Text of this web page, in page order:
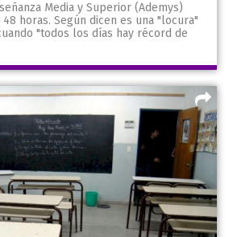
Media y Superior (Ademys)
horas. Según dicen es una "locura"
"todos los días hay récord de